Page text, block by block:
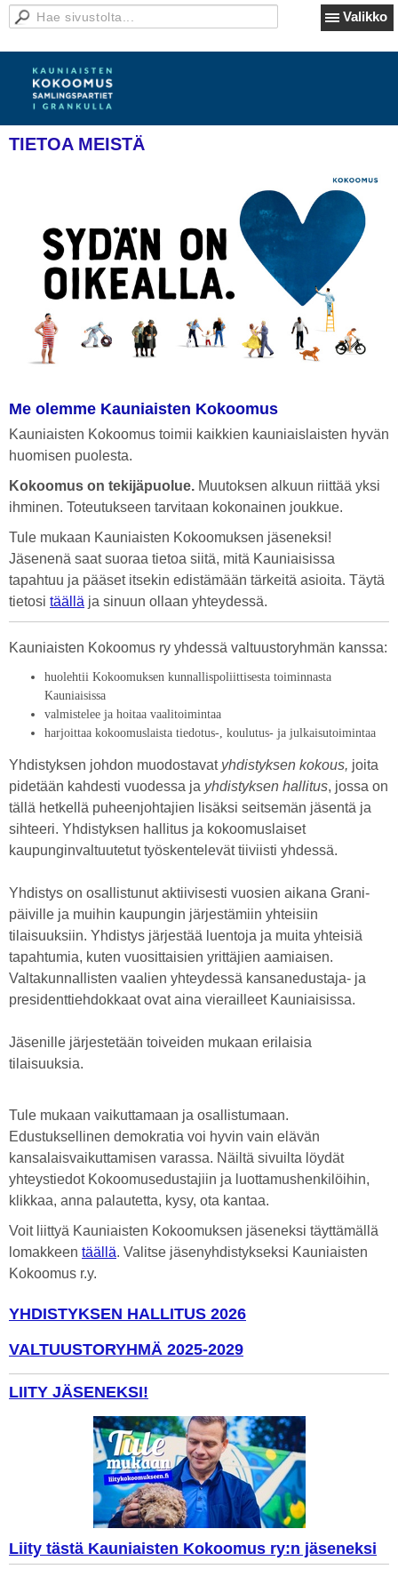
Valikko
TIETOA MEISTÄ
Me olemme Kauniaisten Kokoomus
Kauniaisten Kokoomus toimii kaikkien kauniaislaisten hyvän
huomisen puolesta.
Kokoomus on tekijäpuolue. Muutoksen alkuun riittää yksi
ihminen. Toteutukseen tarvitaan kokonainen joukkue.
Tule mukaan Kauniaisten Kokoomuksen jäseneksi!
Jäsenenä saat suoraa tietoa siitä, mitä Kauniaisissa
tapahtuu ja pääset itsekin edistämään tärkeitä asioita. Täytä
tietosi täällä ja sinuun ollaan yhteydessä.
Kauniaisten Kokoomus ry yhdessä valtuustoryhmän kanssa:
huolehtii Kokoomuksen kunnallispoliittisesta toiminnasta
Kauniaisissa
valmistelee ja hoitaa vaalitoimintaa
harjoittaa kokoomuslaista tiedotus-, koulutus- ja julkaisutoimintaa
Yhdistyksen johdon muodostavat yhdistyksen kokous, joita
pidetään kahdesti vuodessa ja yhdistyksen hallitus, jossa on
tällä hetkellä puheenjohtajien lisäksi seitsemän jäsentä ja
sihteeri. Yhdistyksen hallitus ja kokoomuslaiset
kaupunginvaltuutetut työskentelevät tiiviisti yhdessä.
Yhdistys on osallistunut aktiivisesti vuosien aikana Grani-
päiville ja muihin kaupungin järjestämiin yhteisiin
tilaisuuksiin. Yhdistys järjestää luentoja ja muita yhteisiä
tapahtumia, kuten vuosittaisien yrittäjien aamiaisen.
Valtakunnallisten vaalien yhteydessä kansanedustaja- ja
presidenttiehdokkaat ovat aina vierailleet Kauniaisissa.
Jäsenille järjestetään toiveiden mukaan erilaisia
tilaisuuksia.
Tule mukaan vaikuttamaan ja osallistumaan.
Edustuksellinen demokratia voi hyvin vain elävän
kansalaisvaikuttamisen varassa. Näiltä sivuilta löydät
yhteystiedot Kokoomusedustajiin ja luottamushenkilöihin,
klikkaa, anna palautetta, kysy, ota kantaa.
Voit liittyä Kauniaisten Kokoomuksen jäseneksi täyttämällä
lomakkeen täällä. Valitse jäsenyhdistykseksi Kauniaisten
Kokoomus r.y.
YHDISTYKSEN HALLITUS 2026
VALTUUSTORYHMÄ 2025-2029
LIITY JÄSENEKSI!
Liity tästä Kauniaisten Kokoomus ry:n jäseneksi